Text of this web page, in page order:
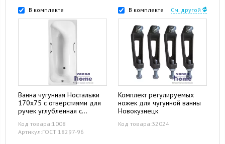
В комплекте
Ванна чугунная Ностальжи
170x75 с отверстиями для
ручек углубленная с
Код товара:1008
Артикул:ГОСТ 18297-96
В комплекте См. другой
Комплект регулируемых
ножек для чугунной ванны
Новокузнецк
Код товара:32024